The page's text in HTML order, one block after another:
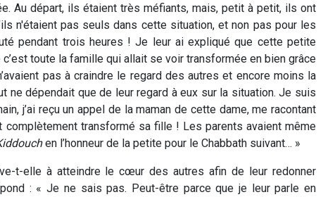
Au départ, ils étaient très méfiants, mais, petit à petit, ils ont
n'étaient pas seuls dans cette situation, et non pas pour les
pendant trois heures ! Je leur ai expliqué que cette petite
c’est toute la famille qui allait se voir transformée en bien grâce
pas à craindre le regard des autres et encore moins la
ne dépendait que de leur regard à eux sur la situation. Je suis
j’ai reçu un appel de la maman de cette dame, me racontant
transformé sa fille ! Les parents avaient même
en l’honneur de la petite pour le Chabbath suivant… »
t-elle à atteindre le cœur des autres afin de leur redonner
: « Je ne sais pas. Peut-être parce que je leur parle en